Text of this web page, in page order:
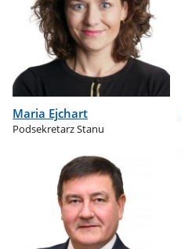
Maria Ejchart
Podsekretarz Stanu